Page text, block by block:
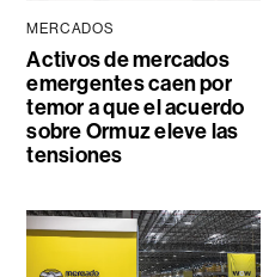
MERCADOS
Activos de mercados
emergentes caen por
temor a que el acuerdo
sobre Ormuz eleve las
tensiones